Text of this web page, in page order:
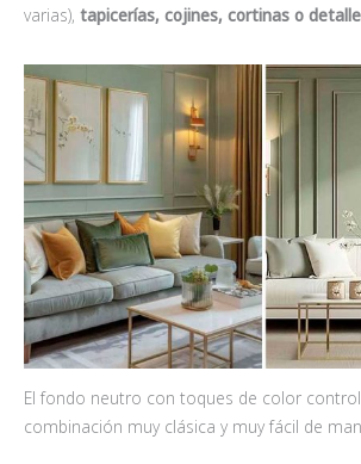
varias), tapicerías, cojines, cortinas o
El fondo neutro con toques de color
combinación muy clásica y muy fácil de